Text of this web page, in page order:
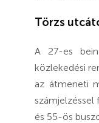
Törzs
A 27-es
közlekedési
az átmeneti
számjelzéssel
és 55-ös